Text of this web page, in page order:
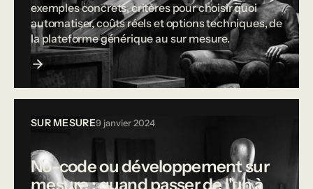
exemples concrets, critères pour choisir quoi
automatiser, coûts réels et options techniques, de
la plateforme générique au sur mesure.
SUR MESURE9 janvier 2024
No-code ou développement sur
mesure : quand passer de l'un à